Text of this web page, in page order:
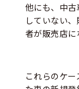
他にも、中
していない
者が販売店に
これらのケ